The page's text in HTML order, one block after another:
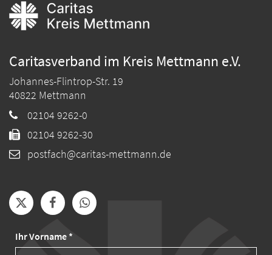
Ihr Vorname *
Caritasverband im Kreis Mettmann e.V.
Johannes-Flintrop-Str. 19
40822 Mettmann
02104 9262-0
02104 9262-30
postfach@caritas-mettmann.de